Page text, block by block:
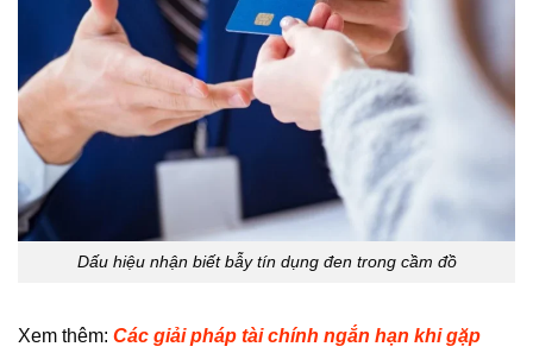
Dấu hiệu nhận biết bẫy tín dụng đen trong cầm đồ
Xem thêm: Các giải pháp tài chính ngắn hạn khi gặp